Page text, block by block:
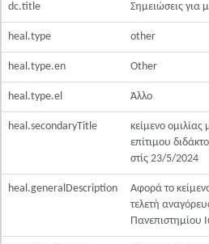
dc.title Σημειώσεις για
heal.type other
heal.type.en Other
heal.type.el Άλλο
heal.secondaryTitle
κείμενο
επίτιμου
στίς 23/5/2024
heal.generalDescription
Αφορά το
τελετή
Πανεπιστημίου